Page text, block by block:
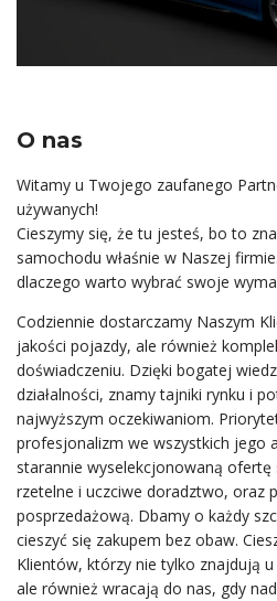
O nas
Witamy u Twojego zaufanego
używanych!
Cieszymy się, że tu jesteś, bo to
samochodu właśnie w Naszej
dlaczego warto wybrać swoje
Codziennie dostarczamy Naszym
jakości pojazdy, ale również
doświadczeniu. Dzięki bogatej
działalności, znamy tajniki rynku i
najwyższym oczekiwaniom.
profesjonalizm we wszystkich jego
starannie wyselekcjonowaną
rzetelne i uczciwe doradztwo, oraz
posprzedażową. Dbamy o każdy
cieszyć się zakupem bez obaw.
Klientów, którzy nie tylko znajdują
ale również wracają do nas, gdy